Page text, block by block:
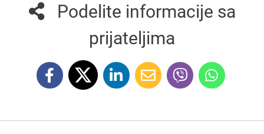
Podelite informacije sa
prijateljima